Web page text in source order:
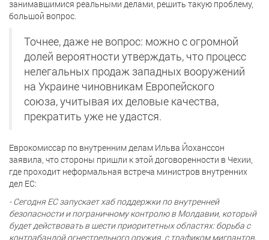
занимавшимися реальными делами, решить такую проблему,
большой вопрос.
Точнее, даже не вопрос: можно с огромной
долей вероятности утверждать, что процесс
нелегальных продаж западных вооружений
на Украине чиновникам Европейского
союза, учитывая их деловые качества,
прекратить уже не удастся.
Еврокомиссар по внутренним делам Ильва Йоханссон
заявила, что стороны пришли к этой договоренности в Чехии,
где проходит неформальная встреча министров внутренних
дел ЕС:
- Сегодня ЕС запускает хаб поддержки по внутренней
безопасности и пограничному контролю в Молдавии, который
будет действовать в шести приоритетных областях: борьба с
контрабандой огнестрельного оружия, с трафиком мигрантов,